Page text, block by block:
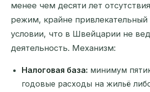
менее чем десяти лет
режим, крайне привлекательный
условии, что в Швейцарии не
деятельность. Механизм:
Налоговая база: минимум
годовые расходы на жильё